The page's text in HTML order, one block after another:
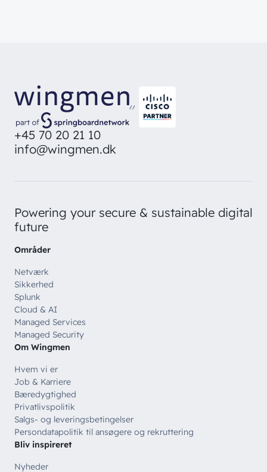
//
+45 70 20 21 10
info@wingmen.dk
Powering your secure & sustainable digital
future
Områder
Netværk
Sikkerhed
Splunk
Cloud & AI
Managed Services
Managed Security
Om Wingmen
Hvem vi er
Job & Karriere
Bæredygtighed
Privatlivspolitik
Salgs- og leveringsbetingelser
Persondatapolitik til ansøgere og rekruttering
Bliv inspireret
Nyheder